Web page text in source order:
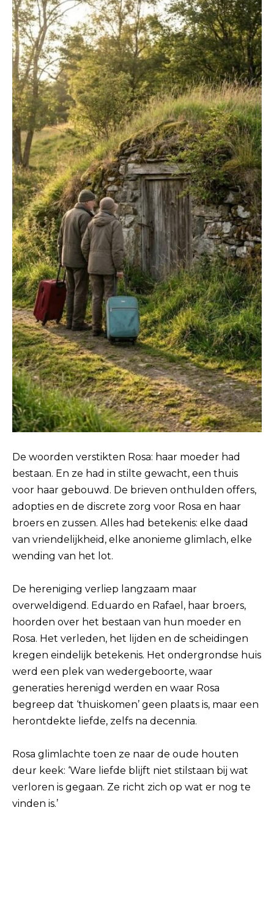
De woorden verstikten Rosa: haar moeder had
bestaan. En ze had in stilte gewacht, een thuis
voor haar gebouwd. De brieven onthulden offers,
adopties en de discrete zorg voor Rosa en haar
broers en zussen. Alles had betekenis: elke daad
van vriendelijkheid, elke anonieme glimlach, elke
wending van het lot.
De hereniging verliep langzaam maar
overweldigend. Eduardo en Rafael, haar broers,
hoorden over het bestaan ​​van hun moeder en
Rosa. Het verleden, het lijden en de scheidingen
kregen eindelijk betekenis. Het ondergrondse huis
werd een plek van wedergeboorte, waar
generaties herenigd werden en waar Rosa
begreep dat ‘thuiskomen’ geen plaats is, maar een
herontdekte liefde, zelfs na decennia.
Rosa glimlachte toen ze naar de oude houten
deur keek: ‘Ware liefde blijft niet stilstaan ​​bij wat
verloren is gegaan. Ze richt zich op wat er nog te
vinden is.’